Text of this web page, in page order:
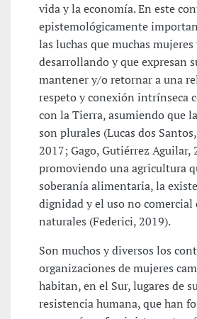
vida y la economía. En este
epistemológicamente
las luchas que muchas
desarrollando y que expresan
mantener y/o retornar a una
respeto y conexión intrínseca
con la Tierra, asumiendo que
son plurales (Lucas dos
2017; Gago, Gutiérrez Aguilar,
promoviendo una agricultura
soberanía alimentaria, la
dignidad y el uso no comercial
naturales (Federici, 2019).
Son muchos y diversos los
organizaciones de mujeres
habitan, en el Sur, lugares de
resistencia humana, que han